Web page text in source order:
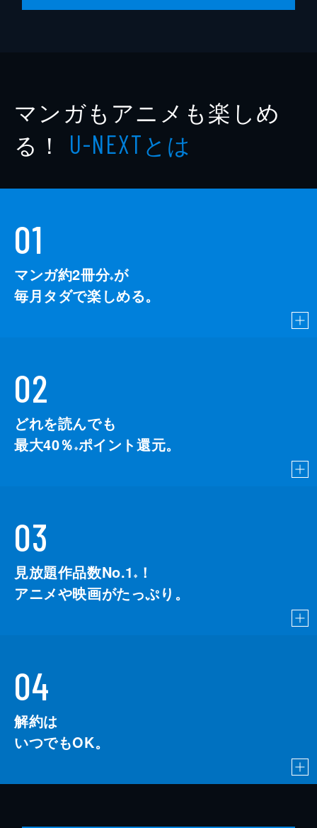
マンガもアニメも楽しめ
る！ U-NEXTとは
01
マンガ約2冊分※が
毎月タダで楽しめる。
02
どれを読んでも
最大40％ ※ポイント還元。
03
見放題作品数No.1 ※
！
アニメや映画がたっぷり。
04
解約は
いつでもOK。